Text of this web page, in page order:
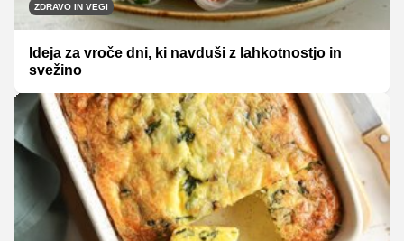
ZDRAVO IN VEGI
Ideja za vroče dni, ki navduši z lahkotnostjo in
svežino